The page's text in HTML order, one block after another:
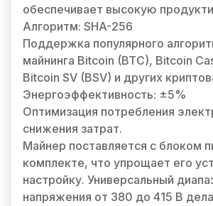
обеспечивает высокую
Алгоритм: SHA-256
Поддержка популярного
майнинга Bitcoin (BTC), Bitcoin
Bitcoin SV (BSV) и других
Энергоэффективность: ±5%
Оптимизация потребления
снижения затрат.
Майнер поставляется с блоком
комплекте, что упрощает его
настройку. Универсальный
напряжения от 380 до 415 В